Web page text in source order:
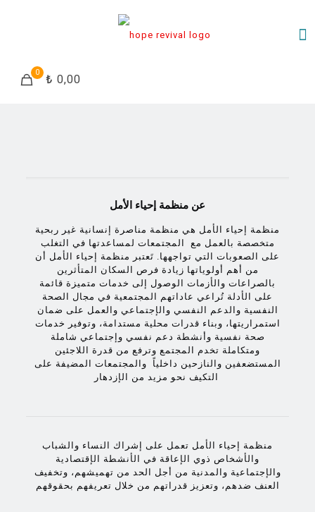
0 ₺ 0,00
عن منظمة إحياء الأمل
منظمة إحياء الأمل هي منظمة مناصرة إنسانية غير ربحية
متخصصة بالعمل مع المجتمعات لمساعدتها في التغلب
على الصعوبات التي تواجهها. تَعتبر منظمة إحياء الأمل أن
من أهم أولوياتها زيادة فرص السكان المتأثرين
بالصراعات والأزمات الوصول إلى خدمات متميزة قائمة
على الأدلة تُراعي عاداتهم المجتمعية في مجال الصحة
النفسية والدعم النفسي والإجتماعي والعمل على ضمان
استمراريتها، وبناء قدرات محلية مستدامة، وتوفير خدمات
صحة نفسية وأنشطة دعم نفسي وإجتماعي شاملة
ومتكاملة تخدم المجتمع وترفع من قدرة اللاجئين
المستضعفين والنازحين داخلياً والمجتمعات المضيفة على
منظمة إحياء الأمل تعمل على إشراك النساء والشباب
والأشخاص ذوي الإعاقة في الأنشطة الإقتصادية
والإجتماعية والمدنية من أجل الحد من تهميشهم، وتخفيف
العنف ضدهم، وتعزيز قدراتهم من خلال تعريفهم بحقوقهم